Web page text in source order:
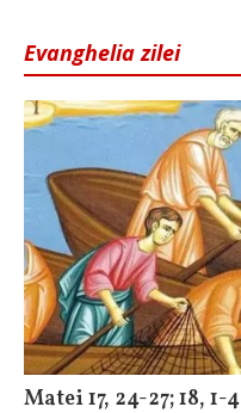
Evanghelia zilei
Matei 17, 24-27; 18, 1-4